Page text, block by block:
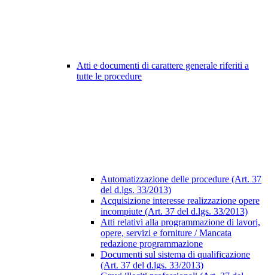
Atti e documenti di carattere generale riferiti a
tutte le procedure
Automatizzazione delle procedure (Art. 37
del d.lgs. 33/2013)
Acquisizione interesse realizzazione opere
incompiute (Art. 37 del d.lgs. 33/2013)
Atti relativi alla programmazione di lavori,
opere, servizi e forniture / Mancata
redazione programmazione
Documenti sul sistema di qualificazione
(Art. 37 del d.lgs. 33/2013)